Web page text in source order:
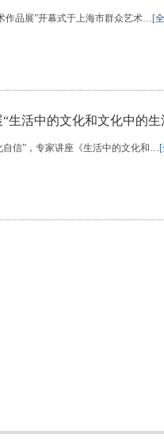
品展”开幕式于上海市群众艺术…[
生活中的文化和文化中的生
自信”，专家讲座《生活中的文化和…[